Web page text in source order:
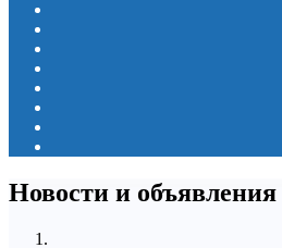
Новости и объявления